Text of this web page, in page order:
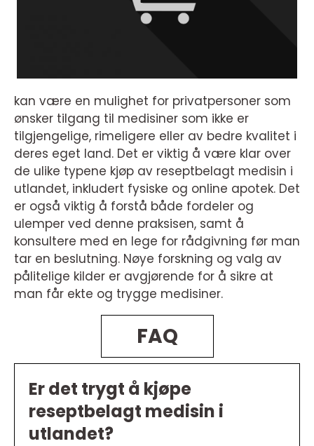
kan være en mulighet for privatpersoner som
ønsker tilgang til medisiner som ikke er
tilgjengelige, rimeligere eller av bedre kvalitet i
deres eget land. Det er viktig å være klar over
de ulike typene kjøp av reseptbelagt medisin i
utlandet, inkludert fysiske og online apotek. Det
er også viktig å forstå både fordeler og
ulemper ved denne praksisen, samt å
konsultere med en lege for rådgivning før man
tar en beslutning. Nøye forskning og valg av
pålitelige kilder er avgjørende for å sikre at
man får ekte og trygge medisiner.
FAQ
Er det trygt å kjøpe
reseptbelagt medisin i
utlandet?